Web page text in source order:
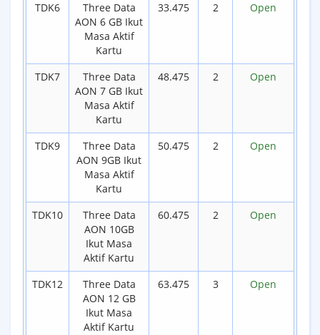
TDK6
Three Data
AON 6 GB Ikut
Masa Aktif
Kartu
33.475 2 Open
TDK7
Three Data
AON 7 GB Ikut
Masa Aktif
Kartu
48.475 2 Open
TDK9
Three Data
AON 9GB Ikut
Masa Aktif
Kartu
50.475 2 Open
TDK10
Three Data
AON 10GB
Ikut Masa
Aktif Kartu
60.475 2 Open
TDK12
Three Data
AON 12 GB
Ikut Masa
Aktif Kartu
63.475 3 Open